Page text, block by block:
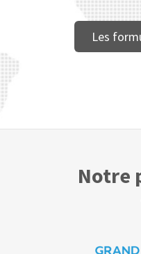
Les
Notre